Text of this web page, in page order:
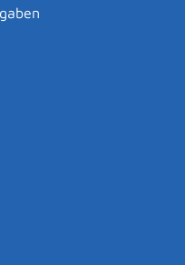
beantragten
verstorbenen
Sie beantragen.